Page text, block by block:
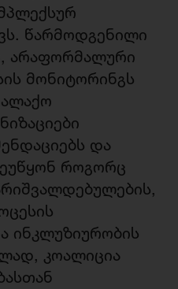
წარმოდგენილი
არაფორმალური
მონიტორინგს
და
როგორც
ინკლუზიურობის
კოალიცია